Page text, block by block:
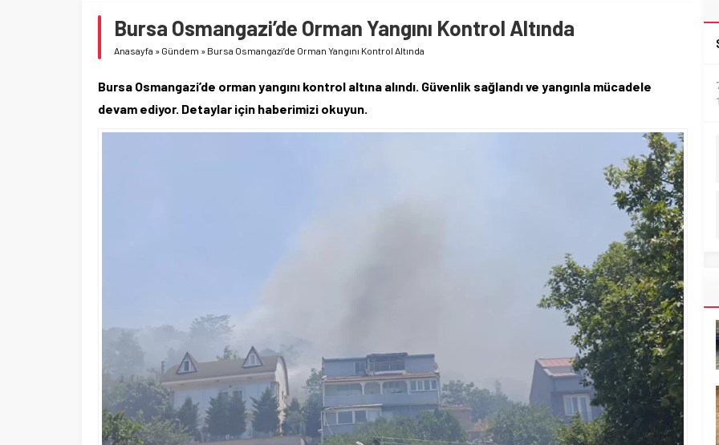
Bursa Osmangazi’de Orman Yangını Kontrol Altında
Anasayfa » Gündem » Bursa Osmangazi’de Orman Yangını Kontrol Altında
Bursa Osmangazi’de orman yangını kontrol altına alındı. Güvenlik sağlandı ve yangınla mücadele
devam ediyor. Detaylar için haberimizi okuyun.